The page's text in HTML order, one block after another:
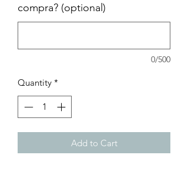
compra? (optional)
0/500
Quantity *
Add to Cart